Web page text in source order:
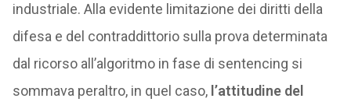
industriale. Alla evidente limitazione dei diritti della
difesa e del contraddittorio sulla prova determinata
dal ricorso all’algoritmo in fase di sentencing si
sommava peraltro, in quel caso, l’attitudine del